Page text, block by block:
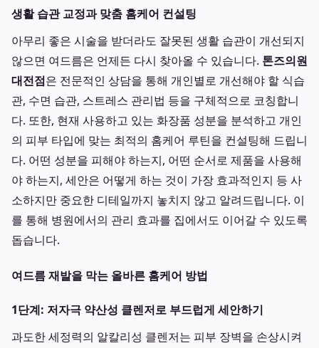
생활 습관 교정과 맞춤 홈케어 컨설팅
아무리 좋은 시술을 받더라도 잘못된 생활 습관이 개선되지
않으면 여드름은 언제든 다시 찾아올 수 있습니다. 톤즈의원
대전점은 전문적인 상담을 통해 개인별로 개선해야 할 식습
관, 수면 습관, 스트레스 관리법 등을 구체적으로 코칭합니
다. 또한, 현재 사용하고 있는 화장품 성분을 분석하고 개인
의 피부 타입에 맞는 최적의 홈케어 루틴을 컨설팅해 드립니
다. 어떤 성분을 피해야 하는지, 어떤 순서로 제품을 사용해
야 하는지, 세안은 어떻게 하는 것이 가장 효과적인지 등 사
소하지만 중요한 디테일까지 놓치지 않고 알려드립니다. 이
를 통해 병원에서의 관리 효과를 집에서도 이어갈 수 있도록
돕습니다.
여드름 재발을 막는 올바른 홈케어 방법
1단계: 저자극 약산성 클렌저로 부드럽게 세안하기
과도한 세정력의 알칼리성 클렌저는 피부 장벽을 손상시켜